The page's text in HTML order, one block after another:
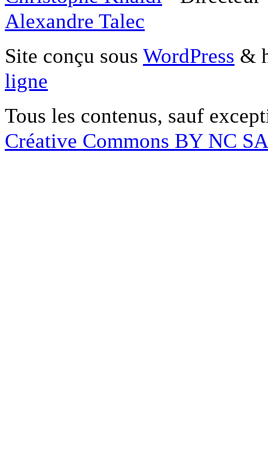
Alexandre Talec
Site conçu sous WordPress &
ligne
Tous les contenus, sauf
Créative Commons BY NC SA